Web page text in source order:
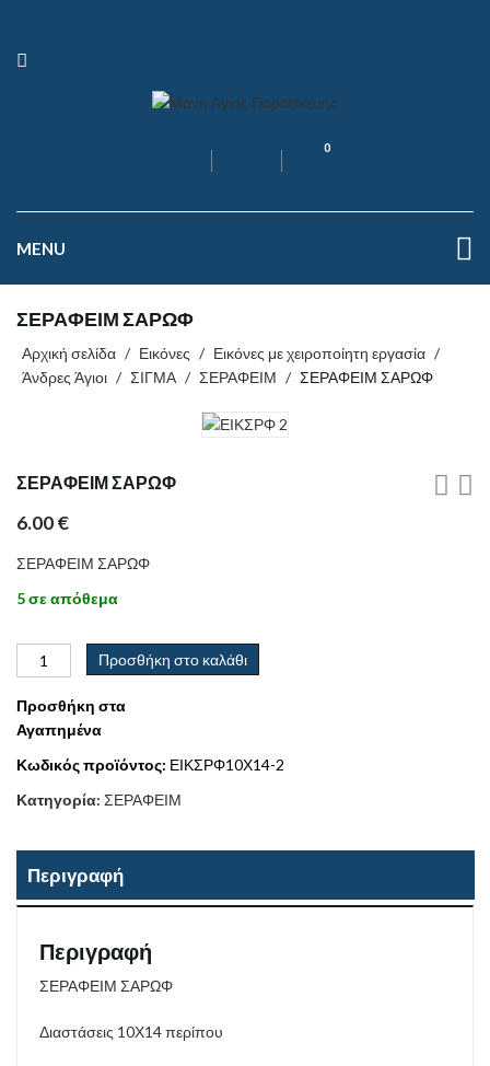
0
MENU
ΣΕΡΑΦΕΙΜ ΣΑΡΩΦ
Αρχική σελίδα / Εικόνες / Εικόνες με χειροποίητη εργασία /
Άνδρες Άγιοι / ΣΙΓΜΑ / ΣΕΡΑΦΕΙΜ / ΣΕΡΑΦΕΙΜ ΣΑΡΩΦ
ΣΕΡΑΦΕΙΜ ΣΑΡΩΦ
6.00€
ΣΕΡΑΦΕΙΜ ΣΑΡΩΦ
5 σε απόθεμα
Προσθήκη στο καλάθι
Προσθήκη στα
Αγαπημένα
Κωδικός προϊόντος: ΕΙΚΣΡΦ10Χ14-2
Κατηγορία: ΣΕΡΑΦΕΙΜ
Περιγραφή
Περιγραφή
ΣΕΡΑΦΕΙΜ ΣΑΡΩΦ
Διαστάσεις 10Χ14 περίπου